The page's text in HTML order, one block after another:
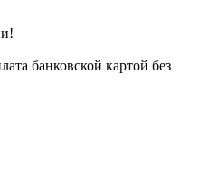
банковской картой без